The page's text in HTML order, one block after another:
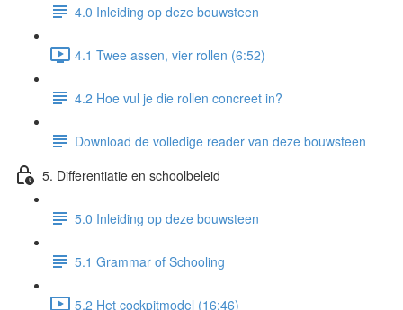
4.0 Inleiding op deze bouwsteen
4.1 Twee assen, vier rollen (6:52)
4.2 Hoe vul je die rollen concreet in?
Download de volledige reader van deze bouwsteen
5. Differentiatie en schoolbeleid
5.0 Inleiding op deze bouwsteen
5.1 Grammar of Schooling
5.2 Het cockpitmodel (16:46)